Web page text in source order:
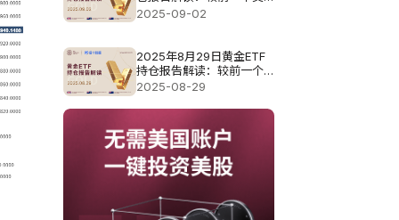
易日维持不变
2025-09-02
2025年8月29日黄金ETF
持仓报告解读：较前一个
交易日增加5.44吨
2025-08-29